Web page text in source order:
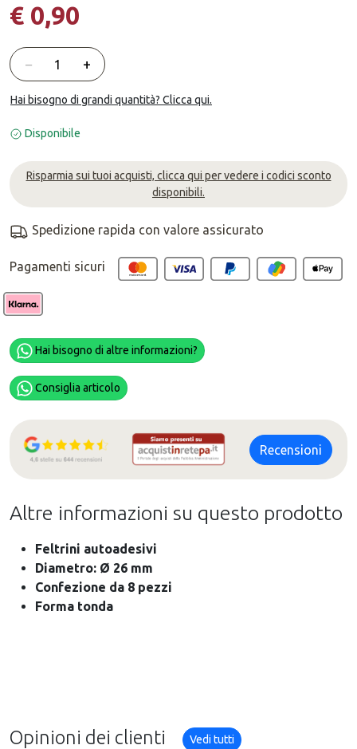
€ 0,90
Quantità
− +
Hai bisogno di grandi quantità? Clicca qui.
Disponibile
Risparmia sui tuoi acquisti, clicca qui per vedere i codici sconto
disponibili.
Spedizione rapida con valore assicurato
Pagamenti sicuri
Hai bisogno di altre informazioni?
Consiglia articolo
Recensioni
Altre informazioni su questo prodotto
Feltrini autoadesivi
Diametro: Ø 26 mm
Confezione da 8 pezzi
Forma tonda
Opinioni dei clienti Vedi tutti